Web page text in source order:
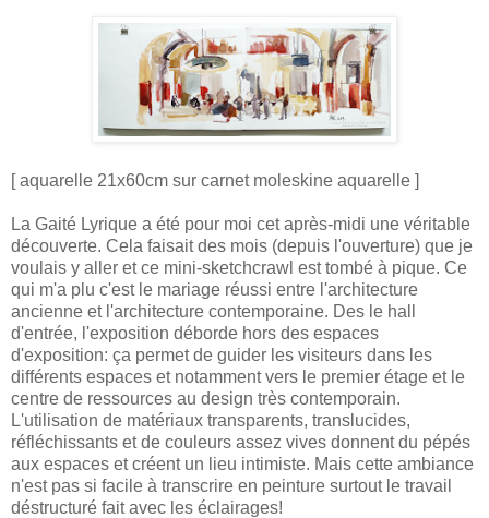
[ aquarelle 21x60cm sur carnet moleskine aquarelle ]
La Gaité Lyrique a été pour moi cet après-midi une véritable
découverte. Cela faisait des mois (depuis l'ouverture) que je
voulais y aller et ce mini-sketchcrawl est tombé à pique. Ce
qui m'a plu c'est le mariage réussi entre l'architecture
ancienne et l'architecture contemporaine. Des le hall
d'entrée, l'exposition déborde hors des espaces
d'exposition: ça permet de guider les visiteurs dans les
différents espaces et notamment vers le premier étage et le
centre de ressources au design très contemporain.
L'utilisation de matériaux transparents, translucides,
réfléchissants et de couleurs assez vives donnent du pépés
aux espaces et créent un lieu intimiste. Mais cette ambiance
n'est pas si facile à transcrire en peinture surtout le travail
déstructuré fait avec les éclairages!